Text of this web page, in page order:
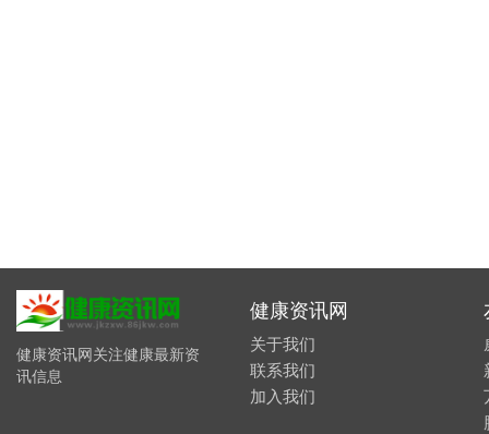
健康资讯网关注健康最新资
讯信息
健康资讯网
关于我们
联系我们
加入我们